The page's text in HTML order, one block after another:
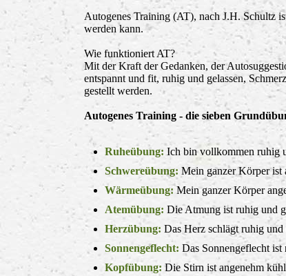
Autogenes Training (AT), nach J.H. Schultz
werden kann.
Wie funktioniert AT?
Mit der Kraft der Gedanken, der
entspannt und fit, ruhig und gelassen,
gestellt werden.
Autogenes Training - die sieben
Ruheübung: Ich bin vollkommen ruhig
Schwereübung: Mein ganzer Körper ist
Wärmeübung:Mein ganzer Körper
Atemübung: Die Atmung ist ruhig und
Herzübung: Das Herz schlägt ruhig und
Sonnengeflecht: Das Sonnengeflecht
Kopfübung: Die Stirn ist angenehm